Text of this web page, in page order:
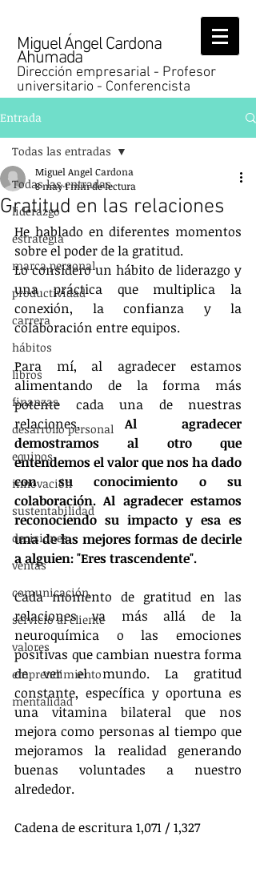
Miguel Ángel Cardona
Ahumada
Dirección empresarial - Profesor
universitario - Conferencista
Entrada
Todas las entradas
liderazgo
estrategia
marca personal
productividad
carrera
hábitos
libros
finanzas
desarrollo personal
equipos
innovación
sustentabilidad
decisiones
ventas
comunicación
servicio al cliente
valores
emprendimiento
mentalidad
Todas las entradas
Gratitud en las relaciones
Miguel Angel Cardona
8 may1 min de lectura
He hablado en diferentes momentos
sobre el poder de la gratitud.
Lo considero un hábito de liderazgo y
una práctica que multiplica la
conexión, la confianza y la
colaboración entre equipos.
Para mí, al agradecer estamos
alimentando de la forma más
potente cada una de nuestras
relaciones. Al agradecer
demostramos al otro que
entendemos el valor que nos ha dado
con su conocimiento o su
colaboración. Al agradecer estamos
reconociendo su impacto y esa es
una de las mejores formas de decirle
a alguien: "Eres trascendente".
Cada momento de gratitud en las
relaciones va más allá de la
neuroquímica o las emociones
positivas que cambian nuestra forma
de ver el mundo. La gratitud
constante, específica y oportuna es
una vitamina bilateral que nos
mejora como personas al tiempo que
mejoramos la realidad generando
buenas voluntades a nuestro
alrededor.
Cadena de escritura 1,071 / 1,327